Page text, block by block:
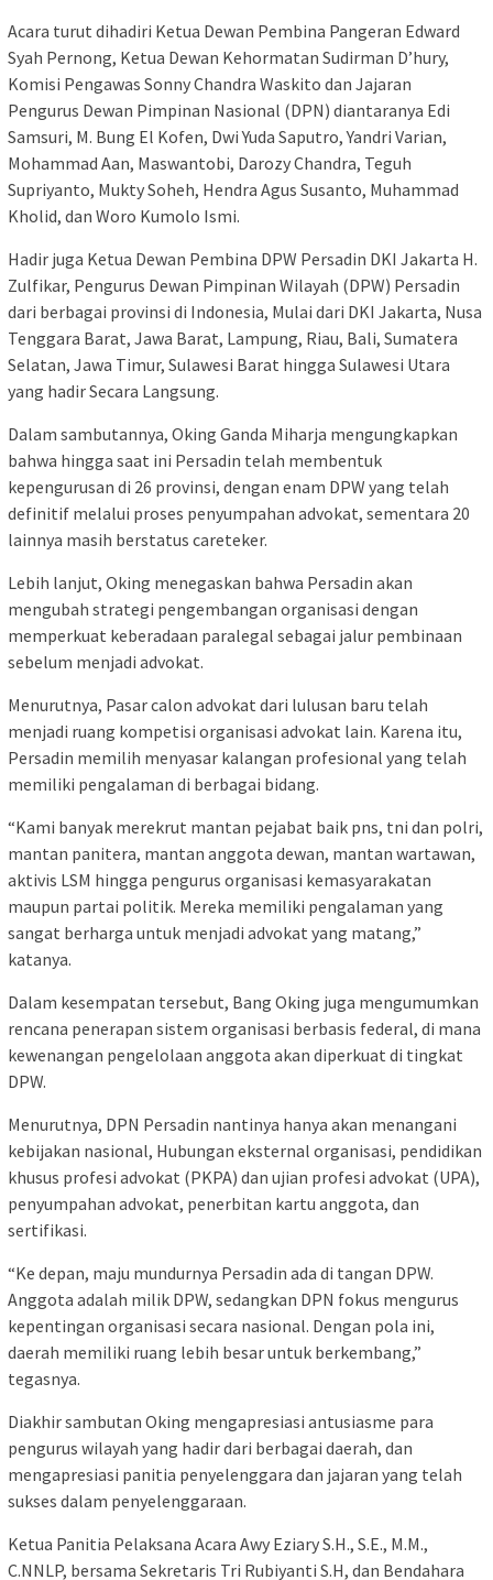
Acara turut dihadiri Ketua Dewan Pembina Pangeran Edward
Syah Pernong, Ketua Dewan Kehormatan Sudirman D’hury,
Komisi Pengawas Sonny Chandra Waskito dan Jajaran
Pengurus Dewan Pimpinan Nasional (DPN) diantaranya Edi
Samsuri, M. Bung El Kofen, Dwi Yuda Saputro, Yandri Varian,
Mohammad Aan, Maswantobi, Darozy Chandra, Teguh
Supriyanto, Mukty Soheh, Hendra Agus Susanto, Muhammad
Kholid, dan Woro Kumolo Ismi.
Hadir juga Ketua Dewan Pembina DPW Persadin DKI Jakarta H.
Zulfikar, Pengurus Dewan Pimpinan Wilayah (DPW) Persadin
dari berbagai provinsi di Indonesia, Mulai dari DKI Jakarta, Nusa
Tenggara Barat, Jawa Barat, Lampung, Riau, Bali, Sumatera
Selatan, Jawa Timur, Sulawesi Barat hingga Sulawesi Utara
yang hadir Secara Langsung.
Dalam sambutannya, Oking Ganda Miharja mengungkapkan
bahwa hingga saat ini Persadin telah membentuk
kepengurusan di 26 provinsi, dengan enam DPW yang telah
definitif melalui proses penyumpahan advokat, sementara 20
lainnya masih berstatus careteker.
Lebih lanjut, Oking menegaskan bahwa Persadin akan
mengubah strategi pengembangan organisasi dengan
memperkuat keberadaan paralegal sebagai jalur pembinaan
sebelum menjadi advokat.
Menurutnya, Pasar calon advokat dari lulusan baru telah
menjadi ruang kompetisi organisasi advokat lain. Karena itu,
Persadin memilih menyasar kalangan profesional yang telah
memiliki pengalaman di berbagai bidang.
“Kami banyak merekrut mantan pejabat baik pns, tni dan polri,
mantan panitera, mantan anggota dewan, mantan wartawan,
aktivis LSM hingga pengurus organisasi kemasyarakatan
maupun partai politik. Mereka memiliki pengalaman yang
sangat berharga untuk menjadi advokat yang matang,”
katanya.
Dalam kesempatan tersebut, Bang Oking juga mengumumkan
rencana penerapan sistem organisasi berbasis federal, di mana
kewenangan pengelolaan anggota akan diperkuat di tingkat
DPW.
Menurutnya, DPN Persadin nantinya hanya akan menangani
kebijakan nasional, Hubungan eksternal organisasi, pendidikan
khusus profesi advokat (PKPA) dan ujian profesi advokat (UPA),
penyumpahan advokat, penerbitan kartu anggota, dan
sertifikasi.
“Ke depan, maju mundurnya Persadin ada di tangan DPW.
Anggota adalah milik DPW, sedangkan DPN fokus mengurus
kepentingan organisasi secara nasional. Dengan pola ini,
daerah memiliki ruang lebih besar untuk berkembang,”
tegasnya.
Diakhir sambutan Oking mengapresiasi antusiasme para
pengurus wilayah yang hadir dari berbagai daerah, dan
mengapresiasi panitia penyelenggara dan jajaran yang telah
sukses dalam penyelenggaraan.
Ketua Panitia Pelaksana Acara Awy Eziary S.H., S.E., M.M.,
C.NNLP, bersama Sekretaris Tri Rubiyanti S.H, dan Bendahara